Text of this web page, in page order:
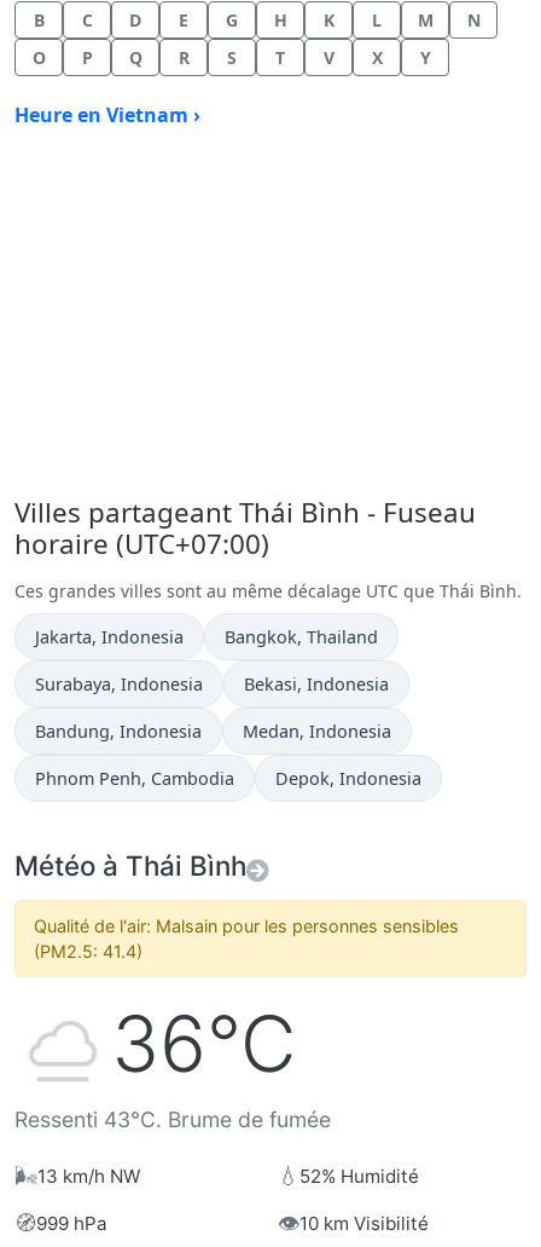
B C D E G H K L M
N
O
P Q R S T V X Y
Heure en Vietnam ›
Villes partageant Thái Bình - Fuseau
horaire (UTC+07:00)
Ces grandes villes sont au même décalage UTC que Thái Bình.
Heure actuelle à
Jakarta, Indonesia Heure actuelle à
Bangkok, Thailand
Heure actuelle à
Surabaya, Indonesia Heure actuelle à
Bekasi, Indonesia
Heure actuelle à
Bandung, Indonesia Heure actuelle à
Medan, Indonesia
Heure actuelle à
Phnom Penh, Cambodia Heure actuelle à
Depok, Indonesia
Météo à Thái Bình
Qualité de l'air: Malsain pour les personnes sensibles
(PM2.5: 41.4)
36°C
Ressenti 43°C. Brume de fumée
🌬️13 km/h NW 💧 52% Humidité
🧭999 hPa 👁️10 km Visibilité